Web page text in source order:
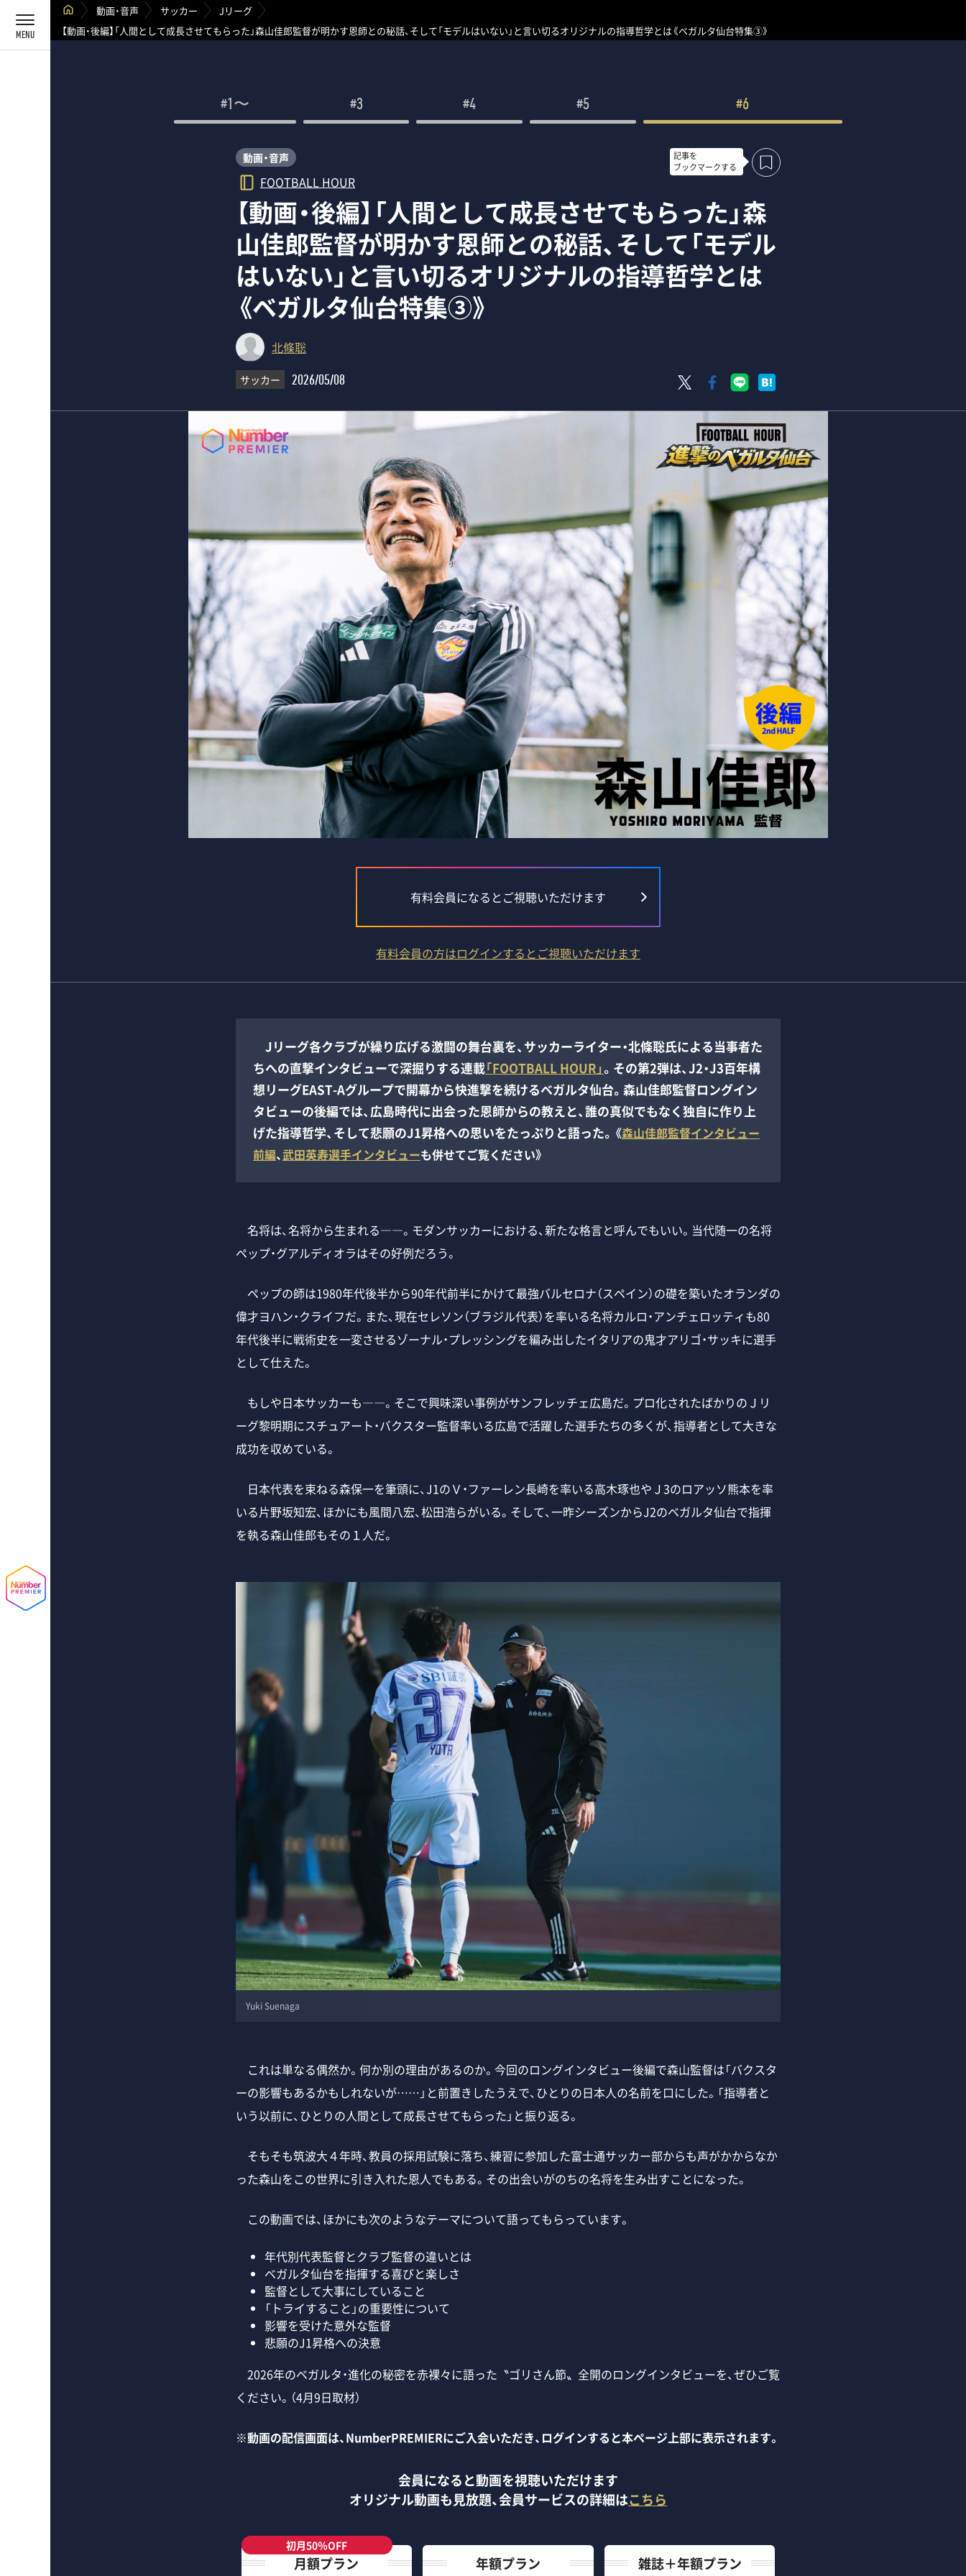
動画・音声 サッカー
Jリーグ
【動画・後編】「人間として成長させてもらった」森山佳郎監督が明かす恩師との秘話、そして「モデルはいない」と言い切るオリジナルの指導哲学とは《ベガルタ仙台特集③》
#1〜 #3 #4 #5 #6
動画・音声
FOOTBALL HOUR
記事を
ブックマークする
【動画・後編】「人間として成長させてもらった」森
山佳郎監督が明かす恩師との秘話、そして「モデル
はいない」と言い切るオリジナルの指導哲学とは
《ベガルタ仙台特集③》
北條聡
サッカー 2026/05/08
有料会員になるとご視聴いただけます
有料会員の方はログインするとご視聴いただけます
Jリーグ各クラブが繰り広げる激闘の舞台裏を、サッカーライター・北條聡氏による当事者た
ちへの直撃インタビューで深掘りする連載「FOOTBALL HOUR」 。その第2弾は、J2・J3百年構
想リーグEAST-Aグループで開幕から快進撃を続けるベガルタ仙台。森山佳郎監督ロングイン
タビューの後編では、広島時代に出会った恩師からの教えと、誰の真似でもなく独自に作り上
げた指導哲学、そして悲願のJ1昇格への思いをたっぷりと語った。 《森山佳郎監督インタビュー
前編、武田英寿選手インタビューも併せてご覧ください》
名将は、名将から生まれる――。モダンサッカーにおける、新たな格言と呼んでもいい。当代随一の名将
ペップ・グアルディオラはその好例だろう。
ペップの師は1980年代後半から90年代前半にかけて最強バルセロナ（スペイン）の礎を築いたオランダの
偉才ヨハン・クライフだ。また、現在セレソン（ブラジル代表）を率いる名将カルロ・アンチェロッティも80
年代後半に戦術史を一変させるゾーナル・プレッシングを編み出したイタリアの鬼才アリゴ・サッキに選手
として仕えた。
もしや日本サッカーも――。そこで興味深い事例がサンフレッチェ広島だ。プロ化されたばかりのＪリ
ーグ黎明期にスチュアート・バクスター監督率いる広島で活躍した選手たちの多くが、指導者として大きな
成功を収めている。
日本代表を束ねる森保一を筆頭に、J1のＶ・ファーレン長崎を率いる高木琢也やＪ3のロアッソ熊本を率
いる片野坂知宏、ほかにも風間八宏、松田浩らがいる。そして、一昨シーズンからJ2のベガルタ仙台で指揮
を執る森山佳郎もその１人だ。
Yuki Suenaga
これは単なる偶然か。何か別の理由があるのか。今回のロングインタビュー後編で森山監督は「バクスタ
ーの影響もあるかもしれないが……」と前置きしたうえで、ひとりの日本人の名前を口にした。「指導者と
いう以前に、ひとりの人間として成長させてもらった」と振り返る。
そもそも筑波大４年時、教員の採用試験に落ち、練習に参加した富士通サッカー部からも声がかからなか
った森山をこの世界に引き入れた恩人でもある。その出会いがのちの名将を生み出すことになった。
この動画では、ほかにも次のようなテーマについて語ってもらっています。
年代別代表監督とクラブ監督の違いとは
ベガルタ仙台を指揮する喜びと楽しさ
監督として大事にしていること
「トライすること」の重要性について
影響を受けた意外な監督
悲願のJ1昇格への決意
2026年のベガルタ・進化の秘密を赤裸々に語った〝ゴリさん節〟全開のロングインタビューを、ぜひご覧
ください。（4月9日取材）
※動画の配信画面は、NumberPREMIERにご入会いただき、ログインすると本ページ上部に表示されます。
会員になると動画を視聴いただけます
オリジナル動画も見放題、会員サービスの詳細はこちら
初月50％OFF
月額プラン 年額プラン 雑誌＋年額プラン